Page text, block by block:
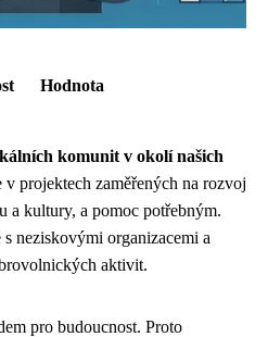
Hodnota
komunit v okolí našich
v projektech zaměřených na rozvoj
a kultury, a pomoc potřebným.
neziskovými organizacemi a
aktivit.
pro budoucnost. Proto